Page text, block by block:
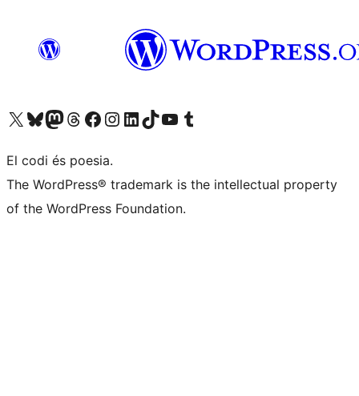
Visiteu el nostre compte X (abans Twitter)
Visiteu el nostre compte de Bluesky
Visiteu el nostre compte al Mastodon
Visiteu el nostre compte de Threads
Visiteu la nostra pàgina al Facebook
Visiteu el nostre compte d'Instagram
Visiteu el nostre compte de LinkedIn
Visiteu el nostre compte de TikTok
Visiteu el nostre canal al YouTube
Visiteu el nostre compte de Tumblr
El codi és poesia.
The WordPress® trademark is the intellectual property
of the WordPress Foundation.